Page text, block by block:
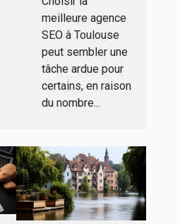
Toulouse
meilleure agence
SEO à Toulouse
peut sembler une
tâche ardue pour
certains, en raison
du nombre...